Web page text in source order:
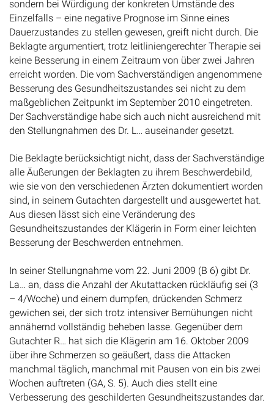
sondern bei Würdigung der konkreten Umstände des
Einzelfalls – eine negative Prognose im Sinne eines
Dauerzustandes zu stellen gewesen, greift nicht durch. Die
Beklagte argumentiert, trotz leitliniengerechter Therapie sei
keine Besserung in einem Zeitraum von über zwei Jahren
erreicht worden. Die vom Sachverständigen angenommene
Besserung des Gesundheitszustandes sei nicht zu dem
maßgeblichen Zeitpunkt im September 2010 eingetreten.
Der Sachverständige habe sich auch nicht ausreichend mit
den Stellungnahmen des Dr. L… auseinander gesetzt.
Die Beklagte berücksichtigt nicht, dass der Sachverständige
alle Äußerungen der Beklagten zu ihrem Beschwerdebild,
wie sie von den verschiedenen Ärzten dokumentiert worden
sind, in seinem Gutachten dargestellt und ausgewertet hat.
Aus diesen lässt sich eine Veränderung des
Gesundheitszustandes der Klägerin in Form einer leichten
Besserung der Beschwerden entnehmen.
In seiner Stellungnahme vom 22. Juni 2009 (B 6) gibt Dr.
La… an, dass die Anzahl der Akutattacken rückläufig sei (3
– 4/Woche) und einem dumpfen, drückenden Schmerz
gewichen sei, der sich trotz intensiver Bemühungen nicht
annähernd vollständig beheben lasse. Gegenüber dem
Gutachter R… hat sich die Klägerin am 16. Oktober 2009
über ihre Schmerzen so geäußert, dass die Attacken
manchmal täglich, manchmal mit Pausen von ein bis zwei
Wochen auftreten (GA, S. 5). Auch dies stellt eine
Verbesserung des geschilderten Gesundheitszustandes dar.